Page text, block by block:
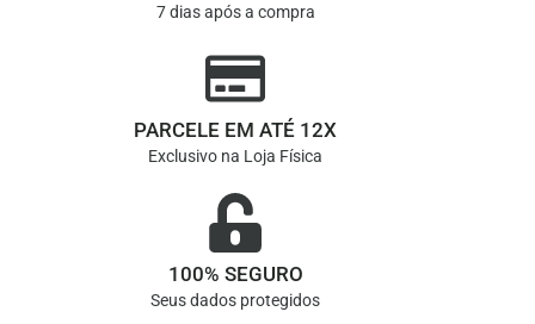
7 dias após a compra
PARCELE EM ATÉ 12X
Exclusivo na Loja Física
100% SEGURO
Seus dados protegidos